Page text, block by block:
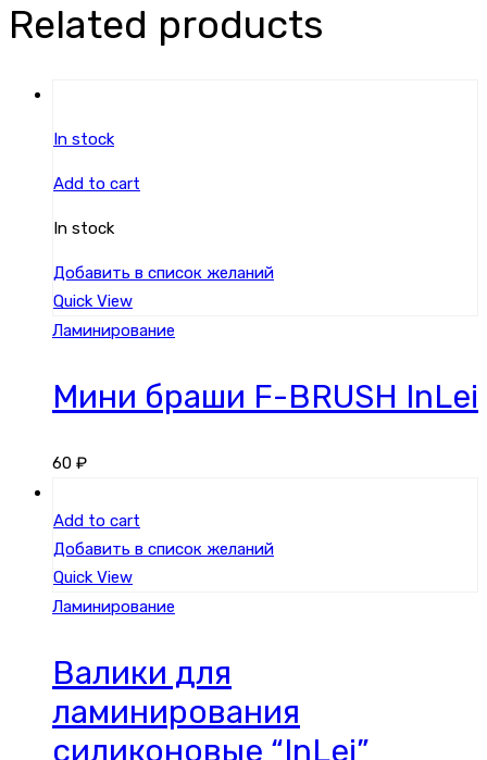
Related products
In stock
Add to cart
In stock
Добавить в список желаний
Quick View
Ламинирование
Мини браши F-BRUSH InLei
60 ₽
Add to cart
Добавить в список желаний
Quick View
Ламинирование
Валики для
ламинирования
силиконовые “InLei”